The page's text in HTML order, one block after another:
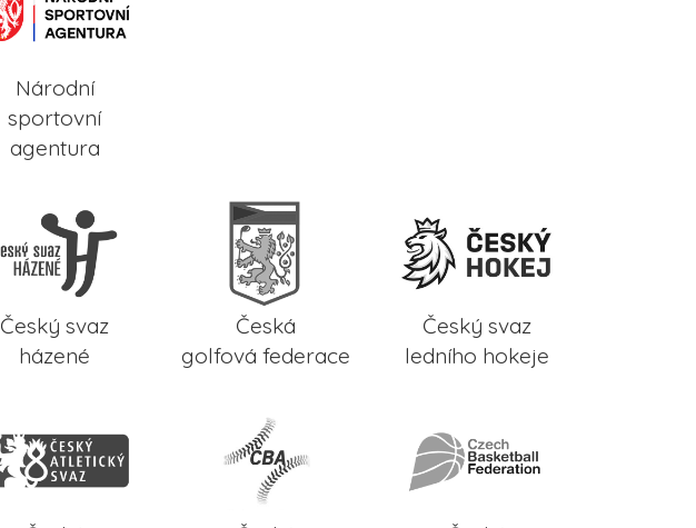
Národní
sportovní
agentura
Český svaz
házené
Česká
golfová federace
Český svaz
ledního hokeje